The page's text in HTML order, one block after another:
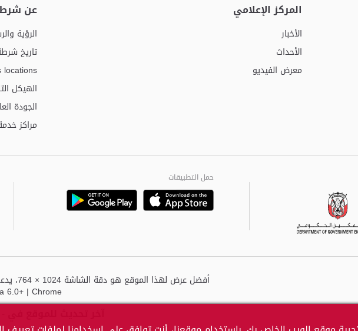
المركز الإعلامي
الأخبار
الأحداث
معرض الفيديو
عن
الرؤية
تاريخ
locations
الهيكل
الجودة
مراكز
حمل التطبيقات
Google
Playstore
6.0+ | Chrome